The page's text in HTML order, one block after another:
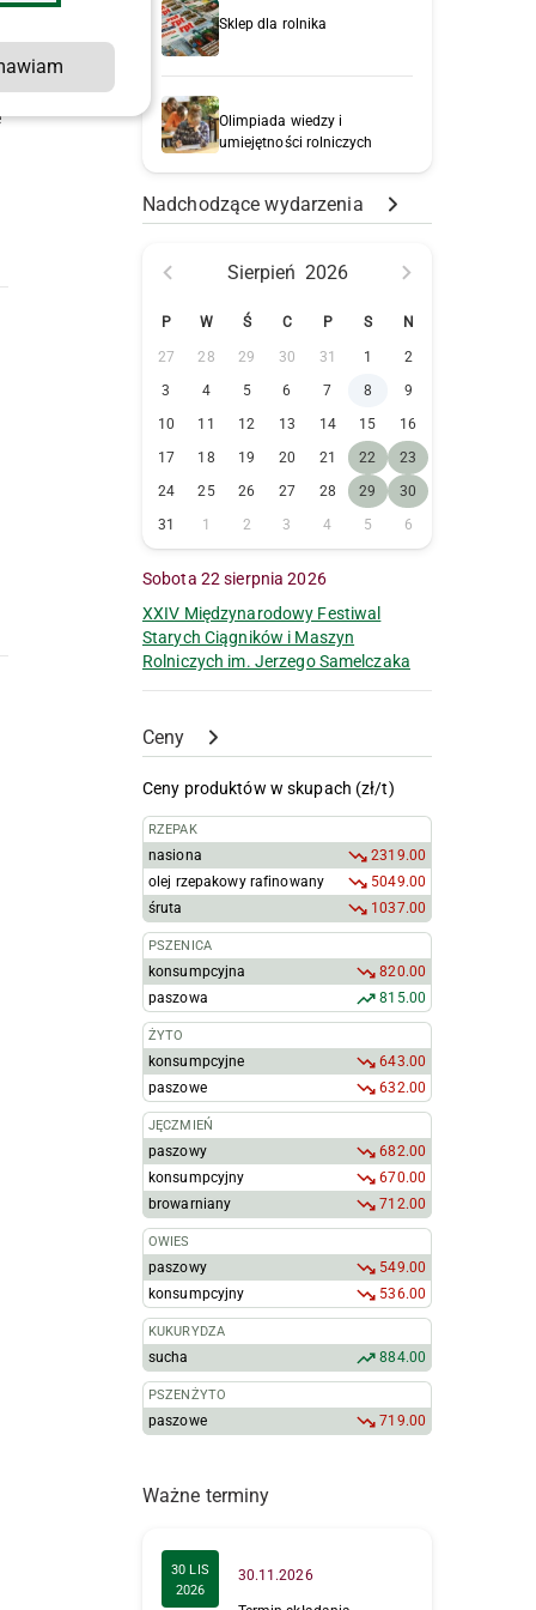
Sklep dla rolnika
Olimpiada wiedzy i
umiejętności rolniczych
Nadchodzące wydarzenia
Sierpień 2026
P W Ś C P S N
27 28 29 30 31 1
2
3
4 5 6 7 8
9
10
11 12 13 14 15
16
17
18 19 20 21 22
23
24
25 26 27 28 29
30
31
1 2 3 4 5 6
Sobota 22 sierpnia 2026
XXIV Międzynarodowy Festiwal
Starych Ciągników i Maszyn
Rolniczych im. Jerzego Samelczaka
Ceny
Ceny produktów w skupach (zł/t)
RZEPAK
nasiona
2319.00
olej rzepakowy rafinowany
5049.00
śruta
1037.00
PSZENICA
konsumpcyjna
820.00
paszowa
815.00
ŻYTO
konsumpcyjne
643.00
paszowe
632.00
JĘCZMIEŃ
paszowy
682.00
konsumpcyjny
670.00
browarniany
712.00
OWIES
paszowy
549.00
konsumpcyjny
536.00
KUKURYDZA
sucha 884.00
PSZENŻYTO
paszowe 719.00
Ważne terminy
30 LIS
2026
30.11.2026